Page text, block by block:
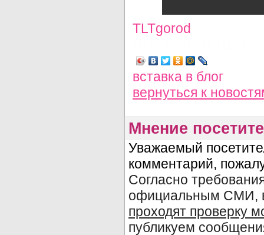
TLTgorod
вставка в блог
вернуться к
Мнение